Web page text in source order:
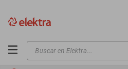
Buscar en Elektra...